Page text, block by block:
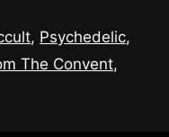
, Psychedelic,
The Convent,